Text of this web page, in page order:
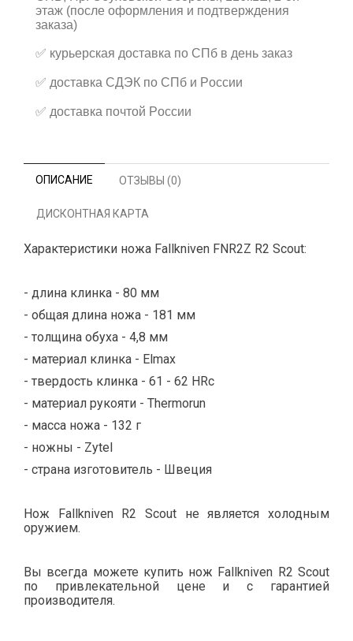
этаж (после оформления и подтверждения
заказа)
✅ курьерская доставка по СПб в день заказ
✅ доставка СДЭК по СПб и России
✅ доставка почтой России
ОПИСАНИЕ ОТЗЫВЫ (0)
ДИСКОНТНАЯ КАРТА
Характеристики ножа Fallkniven FNR2Z R2 Scout:
- длина клинка - 80 мм
- общая длина ножа - 181 мм
- толщина обуха - 4,8 мм
- материал клинка - Elmax
- твердость клинка - 61 - 62 HRc
- материал рукояти - Thermorun
- масса ножа - 132 г
- ножны - Zytel
- страна изготовитель - Швеция
Нож Fallkniven R2 Scout не является холодным
оружием.
Вы всегда можете купить нож Fallkniven R2 Scout
по привлекательной цене и с гарантией
производителя.